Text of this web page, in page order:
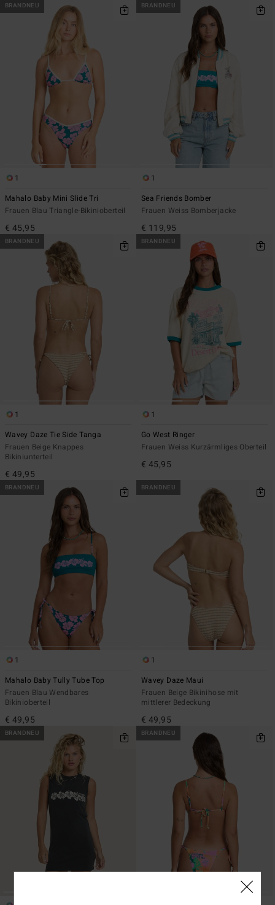
BRANDNEU
1
Mahalo Baby Mini Slide Tri
Frauen Blau Triangle-Bikinioberteil
€ 45,95
BRANDNEU
1
Sea Friends Bomber
Frauen Weiss Bomberjacke
€ 119,95
BRANDNEU
1
Wavey Daze Tie Side Tanga
Frauen Beige Knappes
Bikiniunterteil
€ 49,95
BRANDNEU
1
Go West Ringer
Frauen Weiss Kurzärmliges Oberteil
€ 45,95
BRANDNEU
1
Mahalo Baby Tully Tube Top
Frauen Blau Wendbares
Bikinioberteil
€ 49,95
BRANDNEU
1
Wavey Daze Maui
Frauen Beige Bikinihose mit
mittlerer Bedeckung
€ 49,95
BRANDNEU BRANDNEU